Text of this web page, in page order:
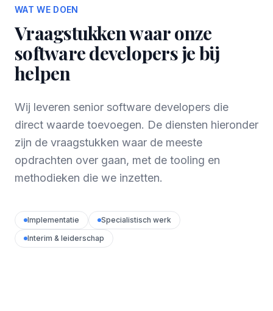
WAT WE DOEN
Vraagstukken waar onze
software developers je bij
helpen
Wij leveren senior software developers die
direct waarde toevoegen. De diensten hieronder
zijn de vraagstukken waar de meeste
opdrachten over gaan, met de tooling en
methodieken die we inzetten.
Implementatie
Specialistisch werk
Interim & leiderschap